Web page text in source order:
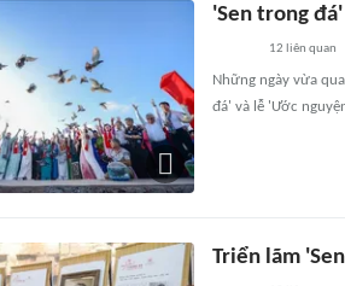
'Sen trong
12 liên quan
Những ngày vừa
đá' và lễ 'Ước
Triển lãm